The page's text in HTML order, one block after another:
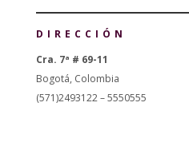
DIRECCIÓN
Cra. 7ª # 69-11
Bogotá, Colombia
(571)2493122 – 5550555